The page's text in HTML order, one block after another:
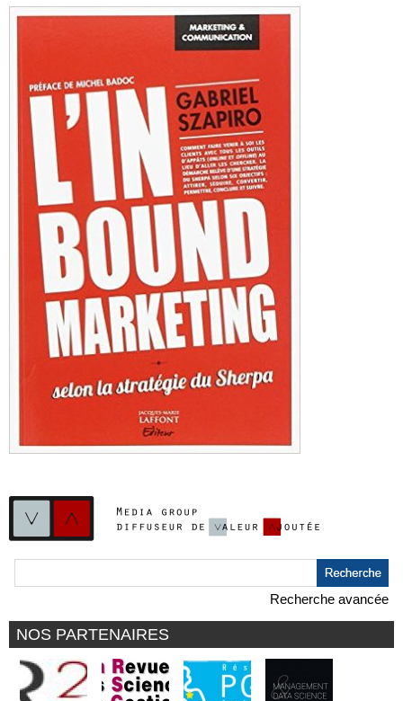
Recherche avancée
NOS PARTENAIRES